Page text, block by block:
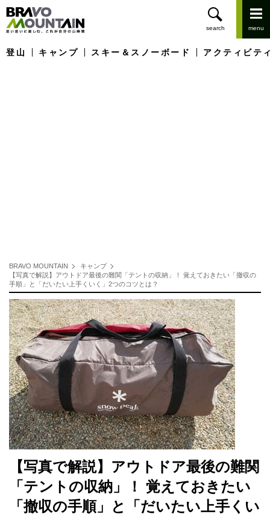
登山 キャンプ スキー＆スノーボード アクティビテ
BRAVO MOUNTAIN
キャンプ
【写真で解説】アウトドア最後の難関「テントの収納」！ 覚えておきたい「撤収の
手順」と「だいたい上手くいく」2つのコツとは？
【写真で解説】アウトドア最後の難関
「テントの収納」！ 覚えておきたい
「撤収の手順」と「だいたい上手くい